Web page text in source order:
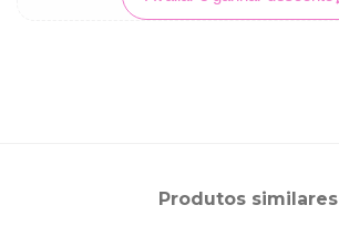
Produtos similares